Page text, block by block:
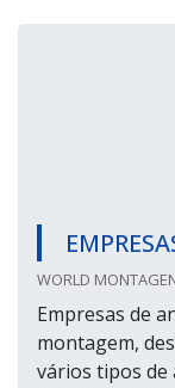
WORLD
Empresas de
montagem,
vários tipos de